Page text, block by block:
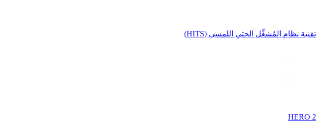
تقنية نظام المُشغِّل الحثي اللمسي (HITS)
HERO 2